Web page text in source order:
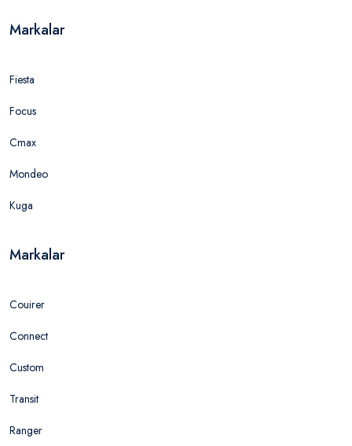
Markalar
Fiesta
Focus
Cmax
Mondeo
Kuga
Markalar
Couirer
Connect
Custom
Transit
Ranger